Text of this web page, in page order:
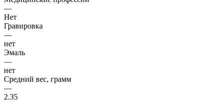
—
Нет
Гравировка
—
нет
Эмаль
—
нет
Средний вес, грамм
—
2.35